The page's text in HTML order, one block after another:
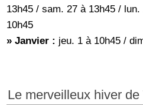
13h45 / sam. 27 à 13h45 /
10h45
» Janvier : jeu. 1 à 10h45 /
Le merveilleux hiver de